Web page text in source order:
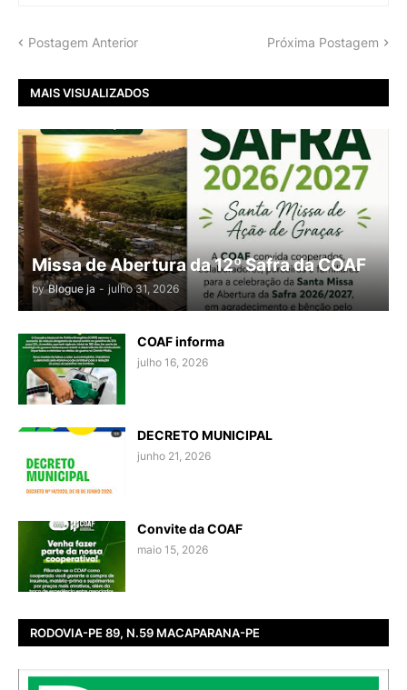
Postagem Anterior Próxima Postagem
MAIS VISUALIZADOS
Missa de Abertura da 12º Safra da COAF
by Blogue ja - julho 31, 2026
COAF informa
julho 16, 2026
DECRETO MUNICIPAL
junho 21, 2026
Convite da COAF
maio 15, 2026
RODOVIA-PE 89, N.59 MACAPARANA-PE